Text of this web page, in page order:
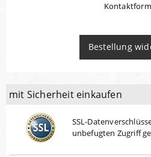
Bestellung
mit Sicherheit einkaufen
SSL-
unbefugten Zugriff